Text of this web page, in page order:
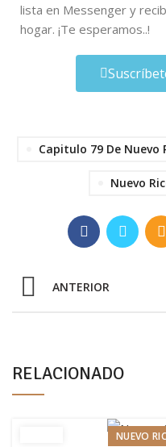
lista en Messenger y
hogar. ¡Te esperamos..!
Capitulo 79 De Nuevo
Nuevo
ANTERIOR
RELACIONADO
NUEVO